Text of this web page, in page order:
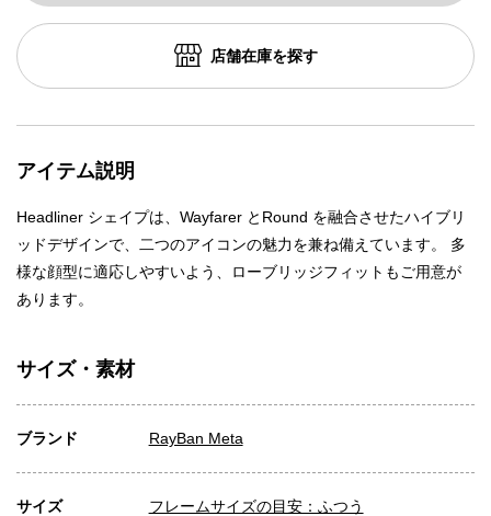
店舗在庫を探す
アイテム説明
Headliner シェイプは、Wayfarer とRound を融合させたハイブリ
ッドデザインで、二つのアイコンの魅力を兼ね備えています。 多
様な顔型に適応しやすいよう、ローブリッジフィットもご用意が
あります。
サイズ・素材
ブランド RayBan Meta
サイズ
フレームサイズの目安：ふつう